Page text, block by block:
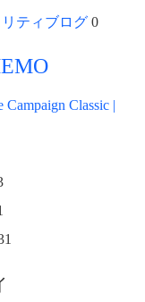
ティブログ 0
Campaign Classic |